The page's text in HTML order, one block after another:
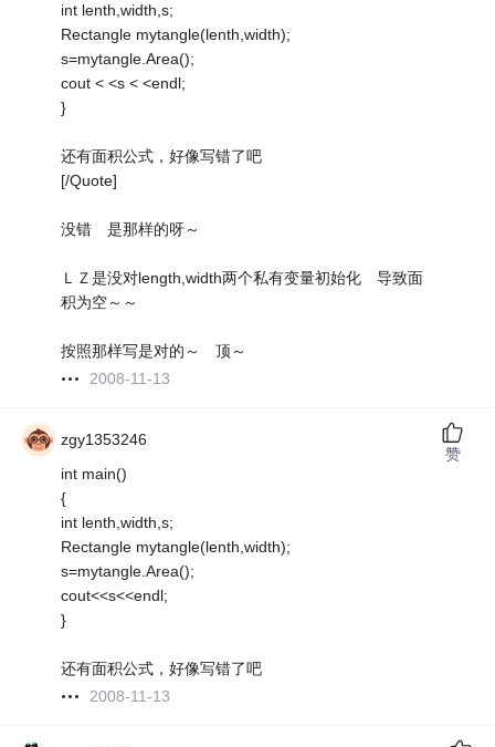
int lenth,width,s;
Rectangle mytangle(lenth,width);
s=mytangle.Area();
cout < <s < <endl;
}
还有面积公式，好像写错了吧
[/Quote]
没错 是那样的呀～
ＬＺ是没对length,width两个私有变量初始化 导致面
积为空～～
按照那样写是对的～ 顶～
2008-11-13
zgy1353246
int main()
{
int lenth,width,s;
Rectangle mytangle(lenth,width);
s=mytangle.Area();
cout<<s<<endl;
}
还有面积公式，好像写错了吧
2008-11-13
赞